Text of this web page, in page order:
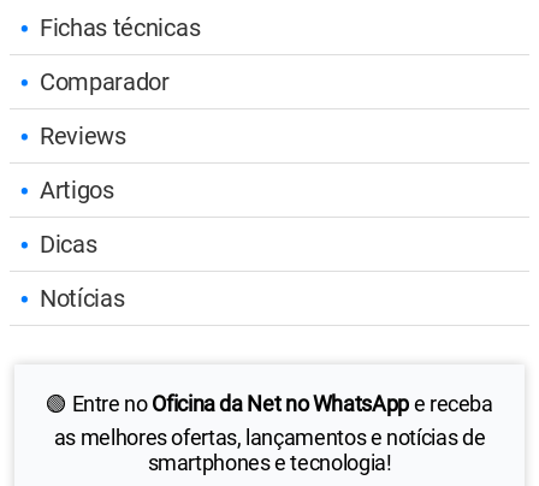
Fichas técnicas
Comparador
Reviews
Artigos
Dicas
Notícias
🟢 Entre noOficina da Net no WhatsAppe receba
as melhores ofertas, lançamentos e notícias de
smartphones e tecnologia!